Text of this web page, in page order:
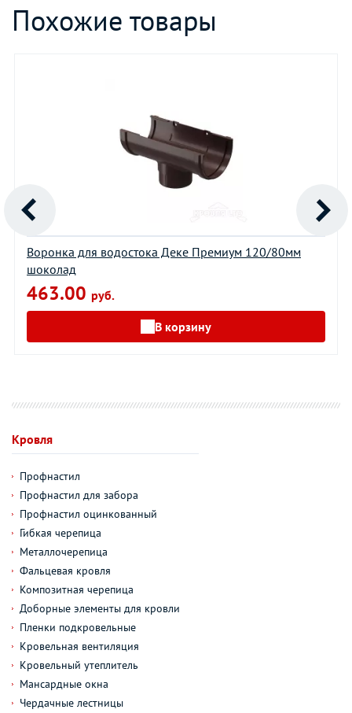
Похожие товары
Воронка для водостока Деке Премиум 120/80мм
шоколад
463.00 руб.
В корзину
Кровля
Профнастил
Профнастил для забора
Профнастил оцинкованный
Гибкая черепица
Металлочерепица
Фальцевая кровля
Композитная черепица
Доборные элементы для кровли
Пленки подкровельные
Кровельная вентиляция
Кровельный утеплитель
Мансардные окна
Чердачные лестницы